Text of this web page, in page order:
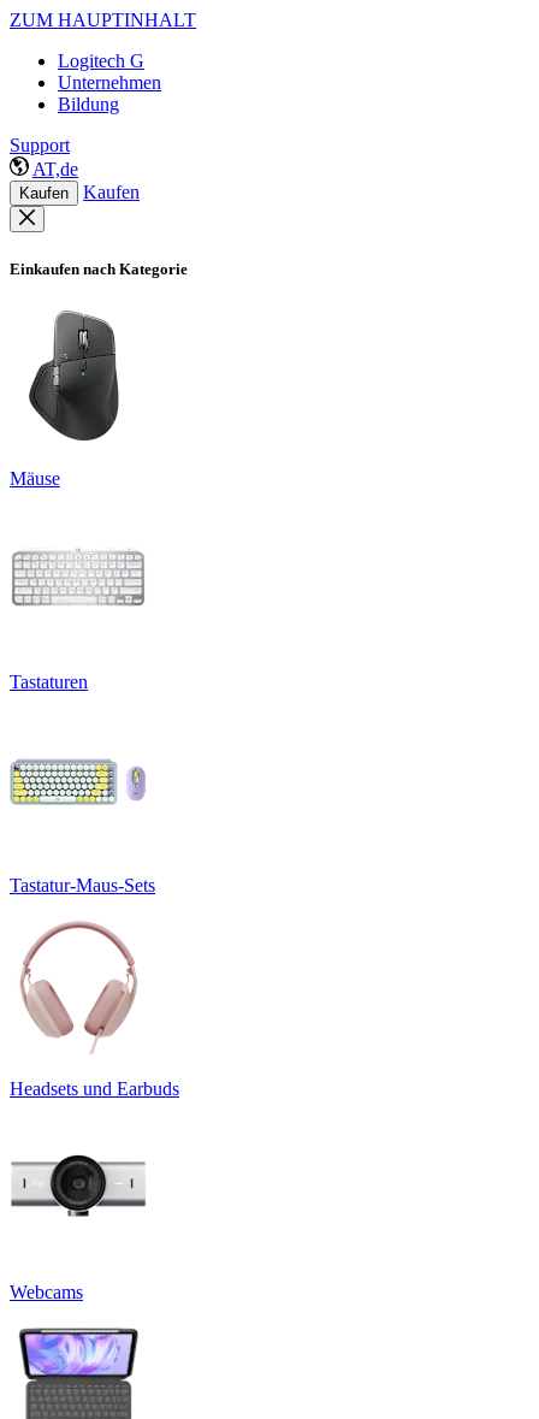
ZUM HAUPTINHALT
Logitech G
Unternehmen
Bildung
Support
AT,de
Kaufen Kaufen
Einkaufen nach Kategorie
Mäuse
Tastaturen
Tastatur-Maus-Sets
Headsets und Earbuds
Webcams